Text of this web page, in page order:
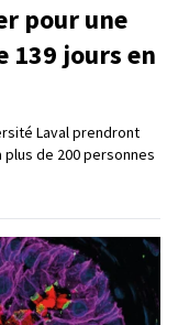
pour une
jours en
Laval prendront
de 200 personnes